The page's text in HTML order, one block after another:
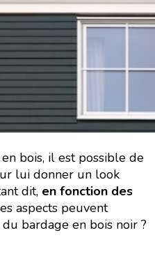
bois, il est possible de
lui donner un look
dit, en fonction des
aspects peuvent
bardage en bois noir ?